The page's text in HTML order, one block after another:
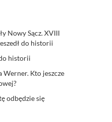
Nowy Sącz. XVIII
do historii
historii
Werner. Kto jeszcze
odbędzie się